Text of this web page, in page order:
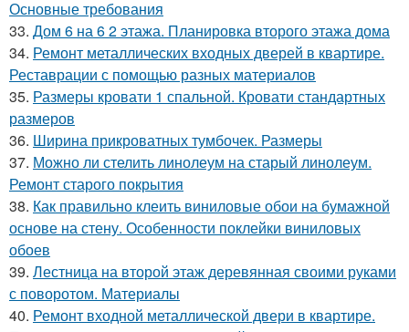
Основные требования
33. Дом 6 на 6 2 этажа. Планировка второго этажа дома
34. Ремонт металлических входных дверей в квартире.
Реставрации с помощью разных материалов
35. Размеры кровати 1 спальной. Кровати стандартных
размеров
36. Ширина прикроватных тумбочек. Размеры
37. Можно ли стелить линолеум на старый линолеум.
Ремонт старого покрытия
38. Как правильно клеить виниловые обои на бумажной
основе на стену. Особенности поклейки виниловых
обоев
39. Лестница на второй этаж деревянная своими руками
с поворотом. Материалы
40. Ремонт входной металлической двери в квартире.